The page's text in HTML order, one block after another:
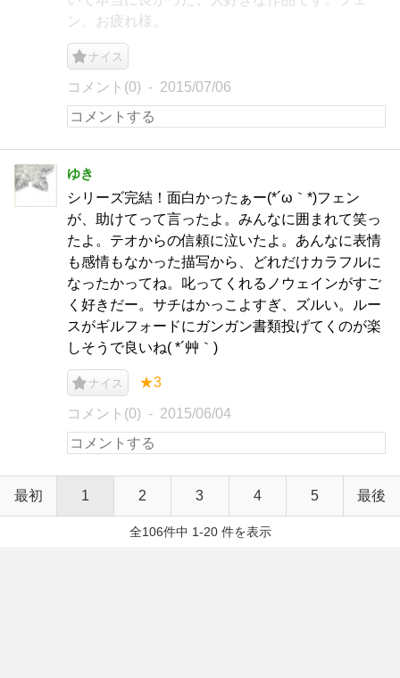
ン、お疲れ様。
ナイス
コメント(0) 2015/07/06
ゆき
シリーズ完結！面白かったぁー(*´ω｀*)フェン
が、助けてって言ったよ。みんなに囲まれて笑っ
たよ。テオからの信頼に泣いたよ。あんなに表情
も感情もなかった描写から、どれだけカラフルに
なったかってね。叱ってくれるノウェインがすご
く好きだー。サチはかっこよすぎ、ズルい。ルー
スがギルフォードにガンガン書類投げてくのが楽
しそうで良いね( *´艸｀)
ナイス ★3
コメント(0) 2015/06/04
最初 1 2 3 4 5 最後
全106件中 1-20 件を表示